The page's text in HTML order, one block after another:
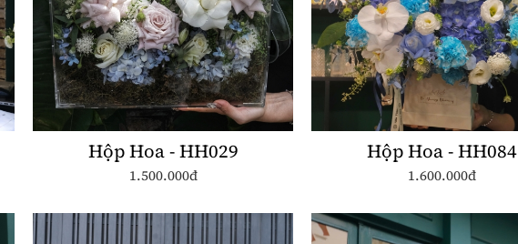
Hộp Hoa - HH029
1.500.000đ
Hộp Hoa - HH084
1.600.000đ